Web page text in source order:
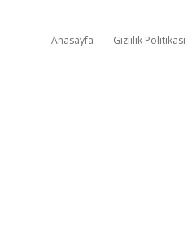
Anasayfa Gizlilik Politikası